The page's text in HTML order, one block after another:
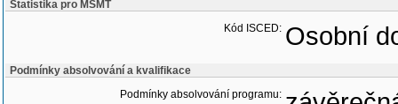
Statistika pro MŠMT
Kód ISCED: Osobní
Podmínky absolvování a kvalifikace
Podmínky absolvování programu: